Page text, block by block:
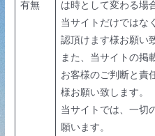
有無
は時として変わる場
当サイトだけではな
認頂けます様お願い
また、当サイトの掲
お客様のご判断と責
様お願い致します。
当サイトでは、一切
願います。